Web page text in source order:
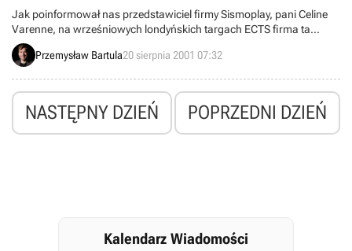
Jak poinformował nas przedstawiciel firmy Sismoplay, pani Celine
Varenne, na wrześniowych londyńskich targach ECTS firma ta
przedstawi pierwsze grywalne demo swojej najnowszej produkcji -
DuelField.Przemysław Bartula20 sierpnia 2001 07:32
NASTĘPNY DZIEŃ POPRZEDNI DZIEŃ
Kalendarz Wiadomości